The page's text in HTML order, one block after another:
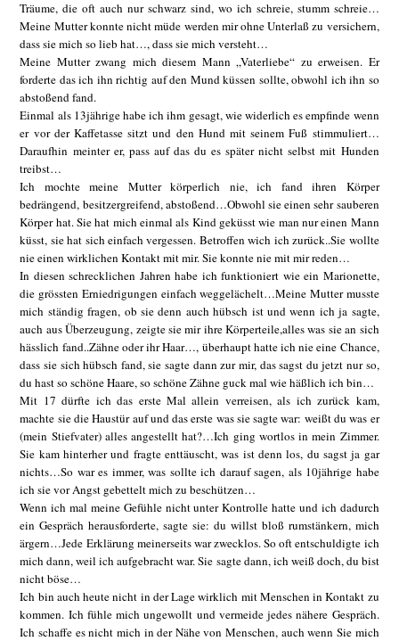
Träume, die oft auch nur schwarz sind, wo ich schreie, stumm schreie…
Meine Mutter konnte nicht müde werden mir ohne Unterlaß zu versichern,
dass sie mich so lieb hat…, dass sie mich versteht…
Meine Mutter zwang mich diesem Mann „Vaterliebe“ zu erweisen. Er
forderte das ich ihn richtig auf den Mund küssen sollte, obwohl ich ihn so
abstoßend fand.
Einmal als 13jährige habe ich ihm gesagt, wie widerlich es empfinde wenn
er vor der Kaffetasse sitzt und den Hund mit seinem Fuß stimmuliert…
Daraufhin meinter er, pass auf das du es später nicht selbst mit Hunden
treibst…
Ich mochte meine Mutter körperlich nie, ich fand ihren Körper
bedrängend, besitzergreifend, abstoßend…Obwohl sie einen sehr sauberen
Körper hat. Sie hat mich einmal als Kind geküsst wie man nur einen Mann
küsst, sie hat sich einfach vergessen. Betroffen wich ich zurück..Sie wollte
nie einen wirklichen Kontakt mit mir. Sie konnte nie mit mir reden…
In diesen schrecklichen Jahren habe ich funktioniert wie ein Marionette,
die grössten Erniedrigungen einfach weggelächelt…Meine Mutter musste
mich ständig fragen, ob sie denn auch hübsch ist und wenn ich ja sagte,
auch aus Überzeugung, zeigte sie mir ihre Körperteile,alles was sie an sich
hässlich fand..Zähne oder ihr Haar…, überhaupt hatte ich nie eine Chance,
dass sie sich hübsch fand, sie sagte dann zur mir, das sagst du jetzt nur so,
du hast so schöne Haare, so schöne Zähne guck mal wie häßlich ich bin…
Mit 17 dürfte ich das erste Mal allein verreisen, als ich zurück kam,
machte sie die Haustür auf und das erste was sie sagte war: weißt du was er
(mein Stiefvater) alles angestellt hat?…Ich ging wortlos in mein Zimmer.
Sie kam hinterher und fragte enttäuscht, was ist denn los, du sagst ja gar
nichts…So war es immer, was sollte ich darauf sagen, als 10jährige habe
ich sie vor Angst gebettelt mich zu beschützen…
Wenn ich mal meine Gefühle nicht unter Kontrolle hatte und ich dadurch
ein Gespräch herausforderte, sagte sie: du willst bloß rumstänkern, mich
ärgern…Jede Erklärung meinerseits war zwecklos. So oft entschuldigte ich
mich dann, weil ich aufgebracht war. Sie sagte dann, ich weiß doch, du bist
nicht böse…
Ich bin auch heute nicht in der Lage wirklich mit Menschen in Kontakt zu
kommen. Ich fühle mich ungewollt und vermeide jedes nähere Gespräch.
Ich schaffe es nicht mich in der Nähe von Menschen, auch wenn Sie mich